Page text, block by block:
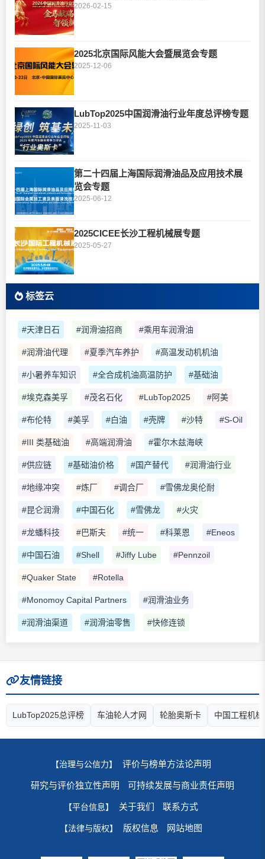
2026-02-15
2025北京国际风能大会暨展览会专题
2025-12-06
LubTop2025中国润滑油行业年度总评榜专题
2025-11-03
第二十四届上海国际润滑油品及应用技术展
览会专题
2025-06-12
2025CICEE长沙工程机械展专题
2025-05-27
标签云
#天津日石 #润滑油招商 #乘用车润滑油
#润滑油代理 #夏季汽车养护 #高温发动机机油
#小暑养车知识 #全合成机油高温防护 #基础油
#埃克森美孚 #茂名石化 #LubTop2025 #阿美
#布伦特 #美孚 #白油 #壳牌 #沙特 #S-Oil
#III 类基础油 #高端润滑油 #霍尔木兹海峡
#供应链 #基础油价格 #国产替代 #润滑油行业
#地缘冲突 #炼厂 #调合厂 #雪佛龙奥伦耐
#昆仑润滑 #中国石化 #雪佛龙 #火灾
#龙蟠科技 #巴斯夫 #统一 #科莱恩 #Eneos
#中国石油 #Shell #Jiffy Lube #Pennzoil
#Quaker State #Rotella
#Monomoy Capital Partners #润滑油业务
#润滑油渠道 #润滑油零售 #快修连锁
友情链接
LubTop2025总评榜 车油轮人才网 轮胎奥斯卡 中国工程机
【治理与公信力】 评价与榜单方法论声明
研究与评价独立性声明 可持续发展与商业责任声明
【平台信息】 关于我们 联系方式
【法律与版权】 版权信息 网站地图